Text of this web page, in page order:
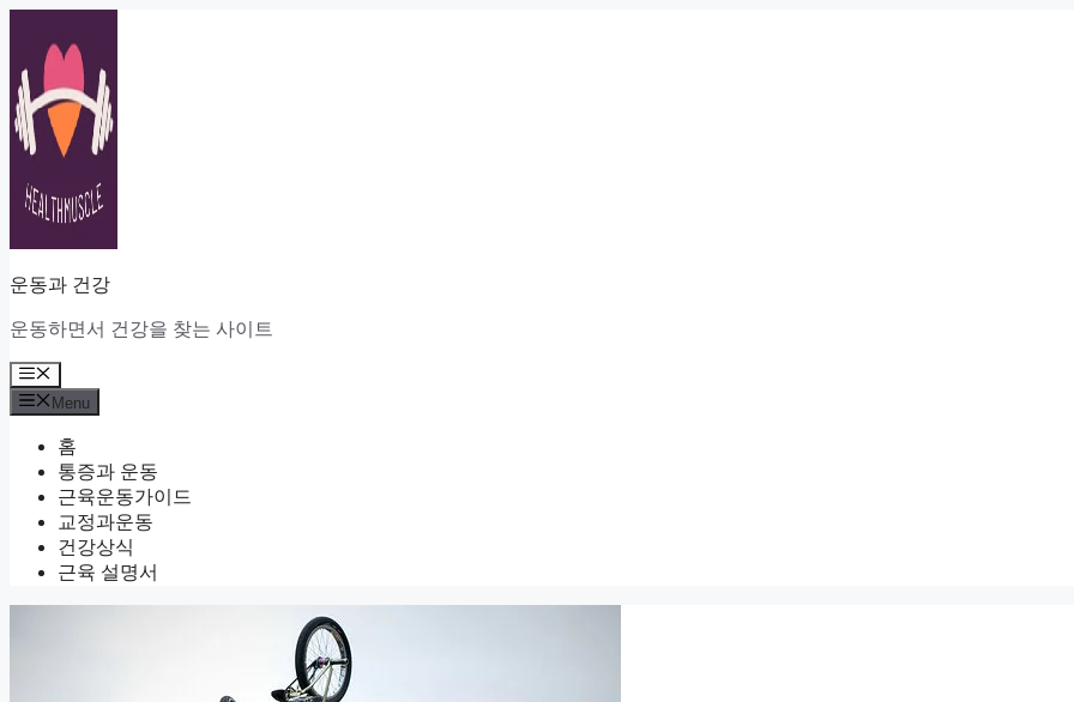
content
운동과 건강
운동하면서 건강을 찾는 사이트
Menu
Menu
홈
통증과 운동
근육운동가이드
교정과운동
건강상식
근육 설명서